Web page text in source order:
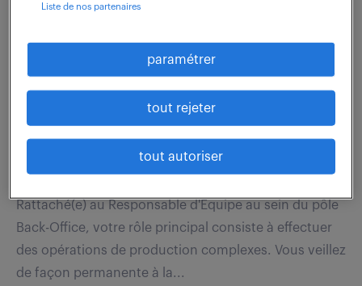
assistant de production (f/h)
Rattaché(e) au Responsable d'Équipe au sein du pôle
Back-Office, votre rôle principal consiste à effectuer
des opérations de production complexes. Vous veillez
de façon permanente à la...
Liste de nos partenaires
paramétrer
tout rejeter
tout autoriser